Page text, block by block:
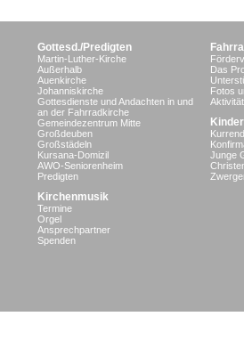
Gottesd./Predigten
Martin-Luther-Kirche
Außerhalb
Auenkirche
Johanniskirche
Gottesdienste und Andachten in und
an der Fahrradkirche
Gemeindezentrum Mitte
Großdeuben
Großstädeln
Kursana-Domizil
AWO-Seniorenheim
Predigten
Kirchenmusik
Termine
Orgel
Ansprechpartner
Spenden
Das
Fotos
Junge